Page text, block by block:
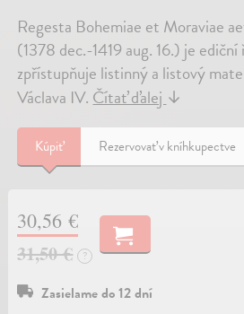
Regesta Bohemiae et Moraviae
(1378 dec.-1419 aug. 16.) je
zpřístupňuje listinný a listový
Václava IV.Čítať ďalej↓
Kúpiť Rezervovať v kníhkupectve
30,56 €
31,50 €
?
Zasielame do 12 dní